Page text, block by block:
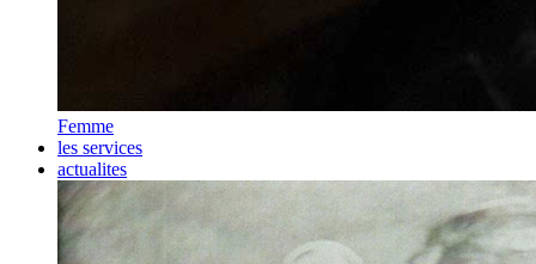
Femme
les services
actualites